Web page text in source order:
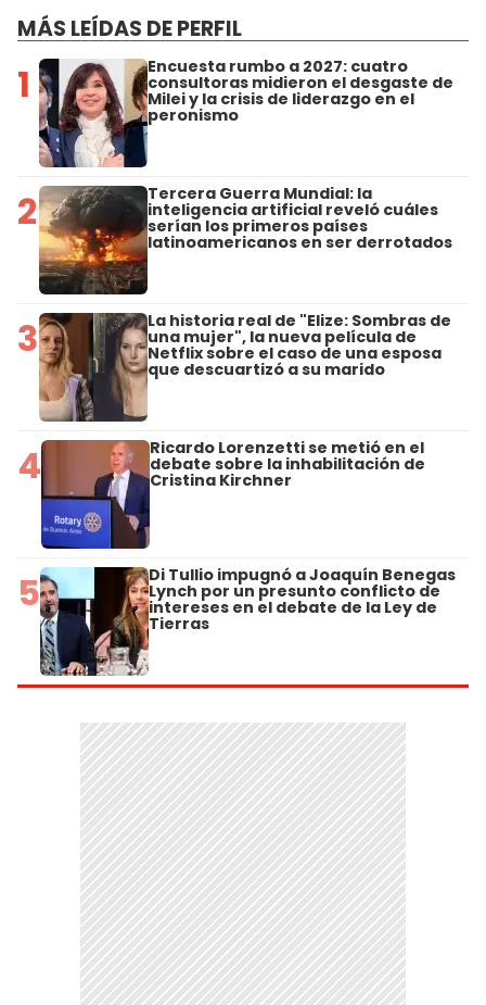
MÁS LEÍDAS DE PERFIL
1 Encuesta rumbo a 2027: cuatro
consultoras midieron el desgaste de
Milei y la crisis de liderazgo en el
peronismo
2 Tercera Guerra Mundial: la
inteligencia artificial reveló cuáles
serían los primeros países
latinoamericanos en ser derrotados
3 La historia real de "Elize: Sombras de
una mujer", la nueva película de
Netflix sobre el caso de una esposa
que descuartizó a su marido
4 Ricardo Lorenzetti se metió en el
debate sobre la inhabilitación de
Cristina Kirchner
5 Di Tullio impugnó a Joaquín Benegas
Lynch por un presunto conflicto de
intereses en el debate de la Ley de
Tierras